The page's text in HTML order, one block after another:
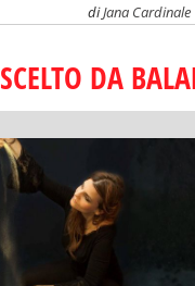
diJana Cardinale
SCELTO DA